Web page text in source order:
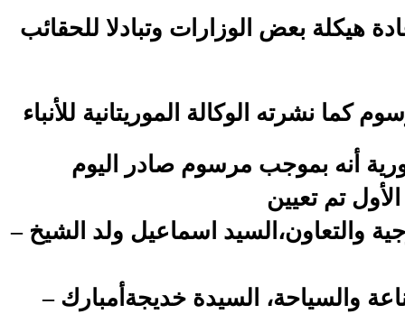
هيكلة بعض الوزارات وتبادلا للحقائب
أنه بموجب مرسوم صادر اليوم
– وزيرا للشؤون الخارجية والتعاون،السيد اسماعيل ولد الشيخ
– وزيرة للتجارة والصناعة والسياحة، السيدة خديجةأمبارك